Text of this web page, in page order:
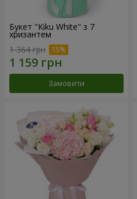
Букет "Kiku White" з 7
хризантем
1 364 грн
Замовити